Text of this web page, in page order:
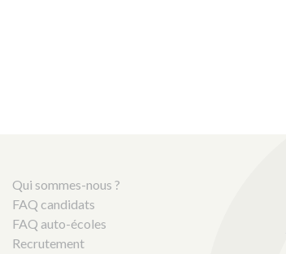
Qui sommes-nous ?
FAQ candidats
FAQ auto-écoles
Recrutement